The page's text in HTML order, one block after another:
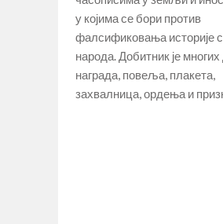
у којима се бори против
фалсификовања историје
народа. Добитник је
награда, повеља, плакета,
захвалница, ордења и